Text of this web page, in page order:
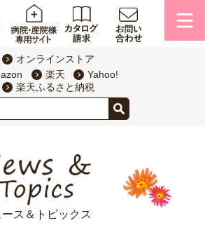
オンラインストア
楽天
Yahoo!
楽天ふるさと納税
ース＆トピックス